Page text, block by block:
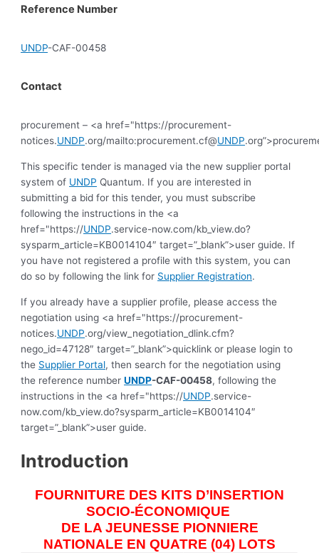
Reference Number
UNDP-CAF-00458
Contact
procurement – <a href="https://procurement-
notices.UNDP.org/mailto:procurement.cf@UNDP
This specific tender is managed via the new supplier portal
system of UNDP Quantum. If you are interested in
submitting a bid for this tender, you must subscribe
following the instructions in the <a
href="https://UNDP.service-now.com/kb_view.do?
sysparm_article=KB0014104″ target=”_blank”>user guide. If
you have not registered a profile with this system, you can
do so by following the link for Supplier Registration.
If you already have a supplier profile, please access the
negotiation using <a href="https://procurement-
notices.UNDP.org/view_negotiation_dlink.cfm?
nego_id=47128″ target=”_blank”>quicklink or please login to
the Supplier Portal, then search for the negotiation using
the reference numberUNDP-CAF-00458, following the
instructions in the <a href="https://UNDP.service-
now.com/kb_view.do?sysparm_article=KB0014104″
target=”_blank”>user guide.
Introduction
FOURNITURE DES KITS D’INSERTION
SOCIO-ÉCONOMIQUE
DE LA JEUNESSE PIONNIERE
NATIONALE EN QUATRE (04) LOTS